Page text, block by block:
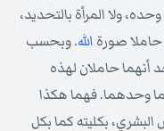
ولا المرأة بالتحديد،
حاملا صورة الله. وبحسب
بها عليهما في الآية 28، نجد أنهما حاملان لهذه
وحدهما. فهما هكذا
بكليته كما بكل